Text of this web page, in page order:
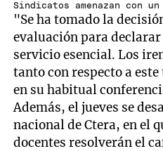
Sindicatos amenazan con
"Se ha tomado la
evaluación para
servicio esencial. Los
tanto con respecto a
en su habitual
Además, el jueves se
nacional de Ctera, en el
docentes resolverán el